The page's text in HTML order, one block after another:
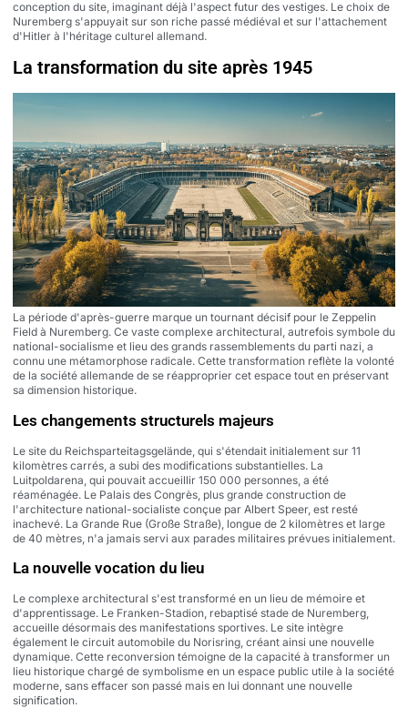
conception du site, imaginant déjà l'aspect futur des vestiges. Le choix de
Nuremberg s'appuyait sur son riche passé médiéval et sur l'attachement
d'Hitler à l'héritage culturel allemand.
La transformation du site après 1945
La période d'après-guerre marque un tournant décisif pour le Zeppelin
Field à Nuremberg. Ce vaste complexe architectural, autrefois symbole du
national-socialisme et lieu des grands rassemblements du parti nazi, a
connu une métamorphose radicale. Cette transformation reflète la volonté
de la société allemande de se réapproprier cet espace tout en préservant
sa dimension historique.
Les changements structurels majeurs
Le site du Reichsparteitagsgelände, qui s'étendait initialement sur 11
kilomètres carrés, a subi des modifications substantielles. La
Luitpoldarena, qui pouvait accueillir 150 000 personnes, a été
réaménagée. Le Palais des Congrès, plus grande construction de
l'architecture national-socialiste conçue par Albert Speer, est resté
inachevé. La Grande Rue (Große Straße), longue de 2 kilomètres et large
de 40 mètres, n'a jamais servi aux parades militaires prévues initialement.
La nouvelle vocation du lieu
Le complexe architectural s'est transformé en un lieu de mémoire et
d'apprentissage. Le Franken-Stadion, rebaptisé stade de Nuremberg,
accueille désormais des manifestations sportives. Le site intègre
également le circuit automobile du Norisring, créant ainsi une nouvelle
dynamique. Cette reconversion témoigne de la capacité à transformer un
lieu historique chargé de symbolisme en un espace public utile à la société
moderne, sans effacer son passé mais en lui donnant une nouvelle
signification.